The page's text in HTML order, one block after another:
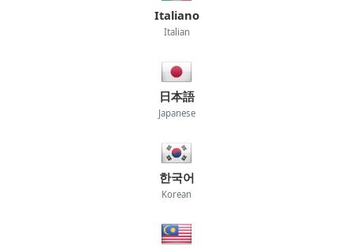
Italiano
Italian
日本語
Japanese
한국어
Korean